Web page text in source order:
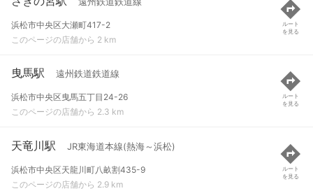
浜松市中央区大瀬町417-2
このページの店舗から 2 km
ルート
を見る
曳馬駅 遠州鉄道鉄道線
浜松市中央区曳馬五丁目24-26
このページの店舗から 2.3 km
ルート
を見る
天竜川駅 JR東海道本線(熱海～浜松)
浜松市中央区天龍川町八畝割435-9
このページの店舗から 2.9 km
ルート
を見る